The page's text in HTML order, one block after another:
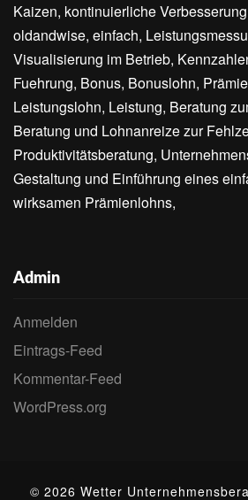
Kaizen, kontinuierliche
oldandwise, einfach,
Visualisierung im Betrieb,
Fuehrung, Bonus, Bonuslohn,
Leistungslohn, Leistung, Beratung
Beratung und Lohnanreize zur
Produktivitätsberatung,
Gestaltung und Einführung eines
wirksamen Prämienlohns,
Admin
Anmelden
Eintrags-Feed
Kommentar-Feed
WordPress.org
© 2026 Wetter